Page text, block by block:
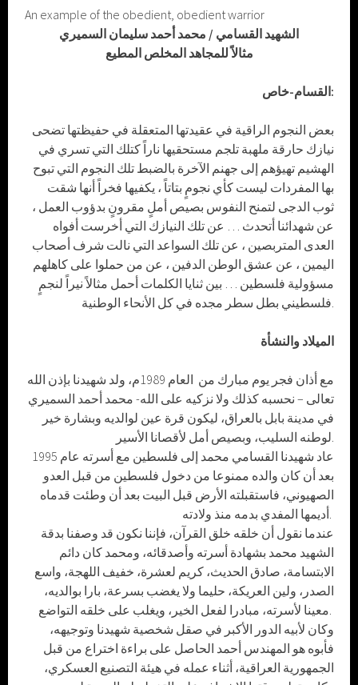
An example of the obedient, obedient warrior
الشهيد القسامي / محمد أحمد سليمان السميري
مثالاً للمجاهد المخلص المطيع
القسام-خاص:
بعض النجوم الراقية في عقيدتها المتعقلة في حفيظتها تضحى
نيازك حارقة ملهبة تلجم مستحقيها ناراً كتلك التي تسري في
الهشيم تهيؤهم إلى جهنم الآخرة بالضبط تلك النجوم التي تبوح
بها المفردات ليست كأي نجومٍ بتاتاً ، يكفيها فخراً أنها شقت
ثوب الدجى لتمنح النفوس بصيص أملٍ مقرونٍ بدؤوب العمل ،
عن شهدائنا أتحدث … عن تلك النيازك التي أخرست أفواه
العدى المتربصين ، عن تلك السواعد التي نالت شرف أصحاب
اليمين ، عن عشق الوطن الدفين ، عن من حملوا على كاهلهم
مسؤولية فلسطين … بين ثنايا الكلمات أحمل مثالاً نيراً لنجمٍ
فلسطيني بطل سطر مجده في كل الأنحاء الوطنية.
الميلاد والنشأة
مع أذان فجر يوم مبارك من العام 1989م، ولد شهيدنا بإذن الله
تعالى – نحسبه كذلك ولا نزكيه على الله- محمد أحمد السميري
في مدينة بابل بالعراق، ليكون قرة عين لوالديه وبشارة خير
لوطنه السليب، وبصيص أمل لأقصانا الأسير.
عاد شهيدنا القسامي محمد إلى فلسطين مع أسرته عام 1995
بعد أن كان والده ممنوعا من دخول فلسطين من قبل العدو
الصهيوني، فاستقبلته الأرض قبل البيت بعد أن وطئت قدماه
أديمها المفدي بدمه منذ ولادته.
عندما نقول أن خلقه خلق القرآن، فإننا نكون قد وصفنا بدقة
الشهيد محمد بشهادة أسرته وأصدقائه، ومحمد كان دائم
الابتسامة، صادق الحديث، كريم لعشرة، خفيف اللهجة، واسع
الصدر، ولين العريكة، حليما ولا يغضب بسرعة، بارا بوالديه،
معينا لأسرته، مبادرا لفعل الخير، ويغلب على خلقه التواضع.
وكان لأبيه الدور الأكبر في صقل شخصية شهيدنا وتوجيهه،
فأبوه هو المهندس أحمد الحاصل على براءة اختراع من قبل
الجمهورية العراقية، أثناء عمله في هيئة التصنيع العسكري،